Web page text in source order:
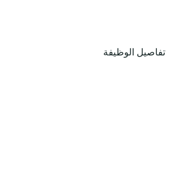
تفاصيل الوظيفة